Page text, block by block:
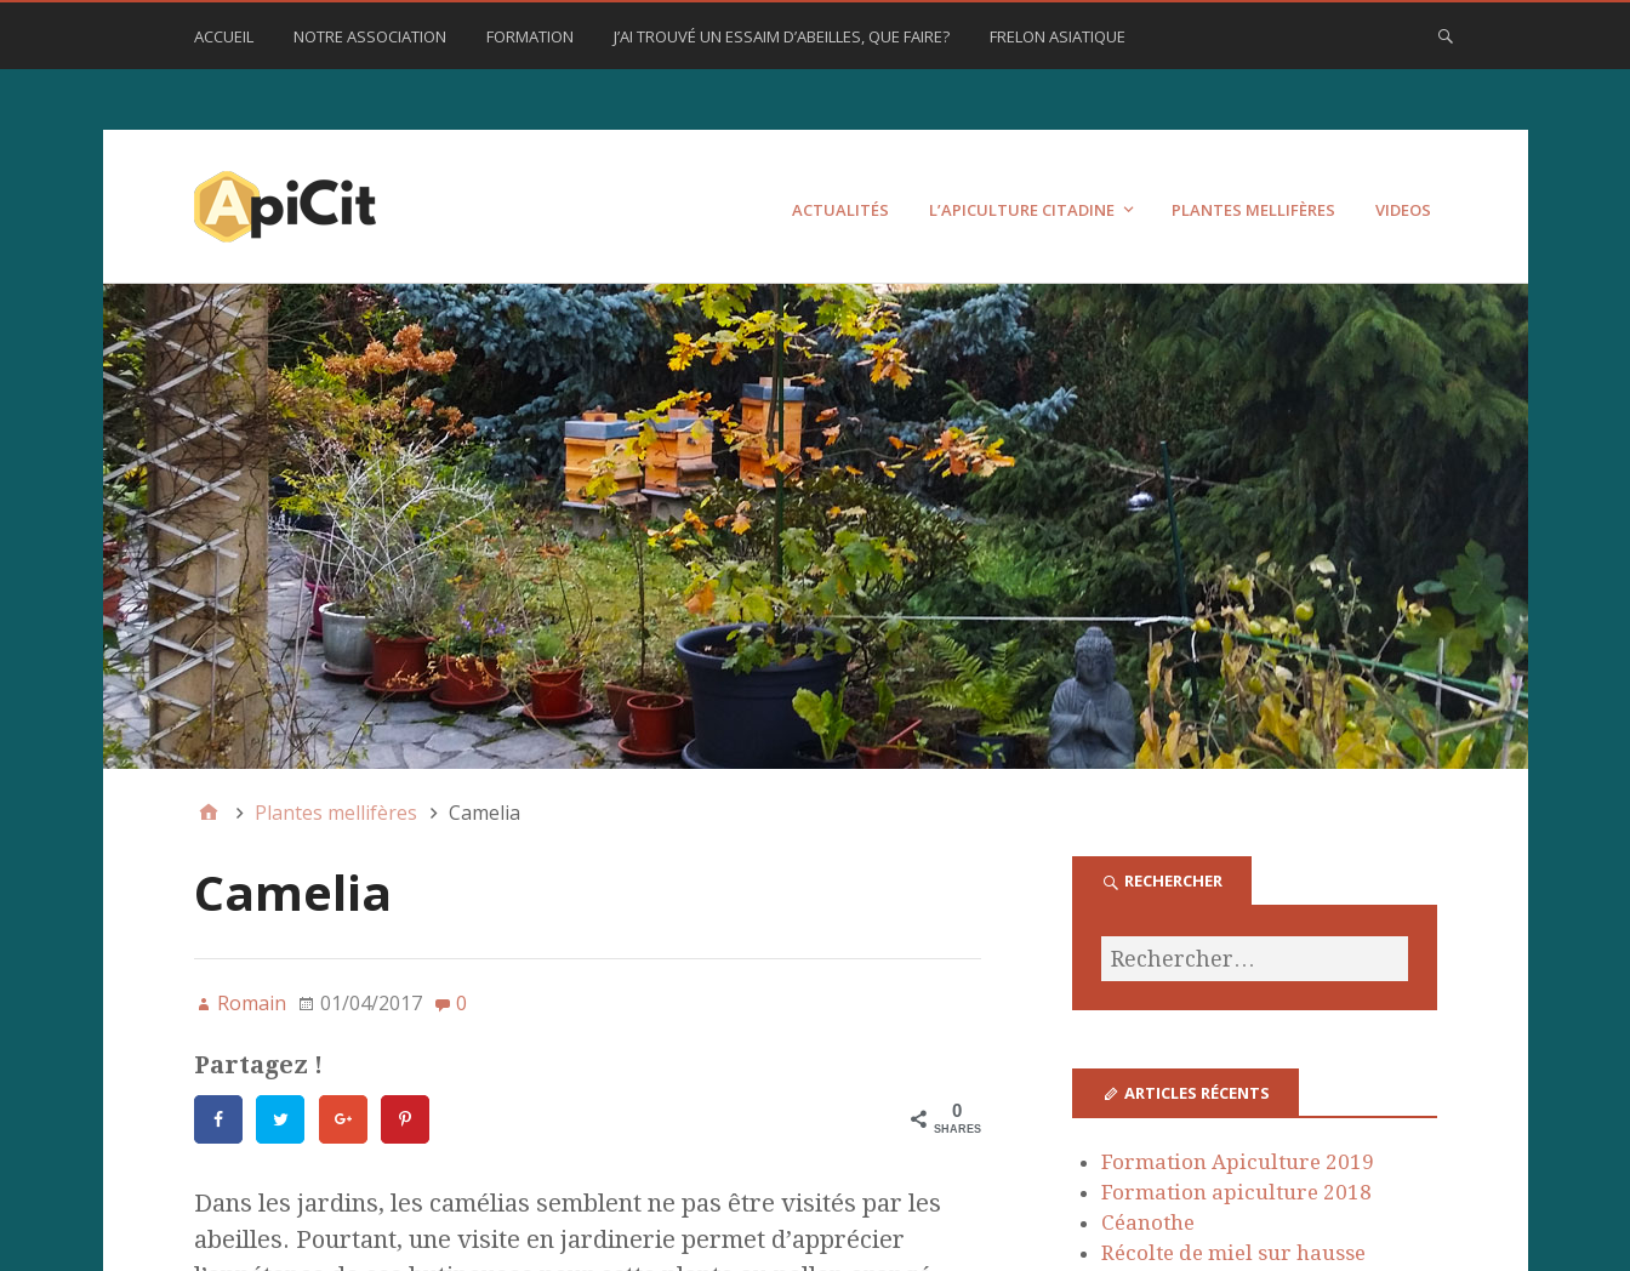
ACCUEIL NOTRE ASSOCIATION FORMATION J’AI TROUVÉ UN ESSAIM D’ABEILLES, QUE FAIRE? FRELON ASIATIQUE
ACTUALITÉS L’APICULTURE CITADINE PLANTES MELLIFÈRES VIDEOS
Plantes mellifères Camelia
Camelia
Romain 01/04/2017 0
Partagez !
0
SHARES
Dans les jardins, les camélias semblent ne pas être visités par les
abeilles. Pourtant, une visite en jardinerie permet d’apprécier
RECHERCHER
ARTICLES RÉCENTS
Formation Apiculture 2019
Formation apiculture 2018
Céanothe
Récolte de miel sur hausse